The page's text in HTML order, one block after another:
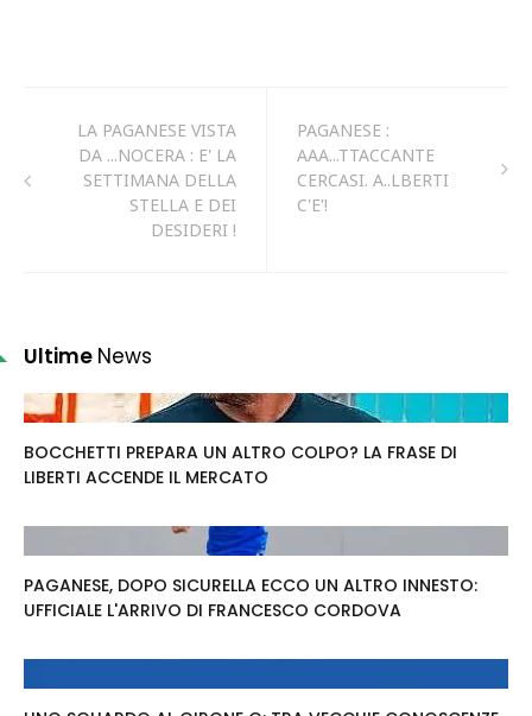
LA PAGANESE VISTA
DA ...NOCERA : E' LA
SETTIMANA DELLA
STELLA E DEI
DESIDERI !
PAGANESE :
AAA...TTACCANTE
CERCASI. A..LBERTI
C'E'!
Ultime News
BOCCHETTI PREPARA UN ALTRO COLPO? LA FRASE DI
LIBERTI ACCENDE IL MERCATO
PAGANESE, DOPO SICURELLA ECCO UN ALTRO INNESTO:
UFFICIALE L'ARRIVO DI FRANCESCO CORDOVA